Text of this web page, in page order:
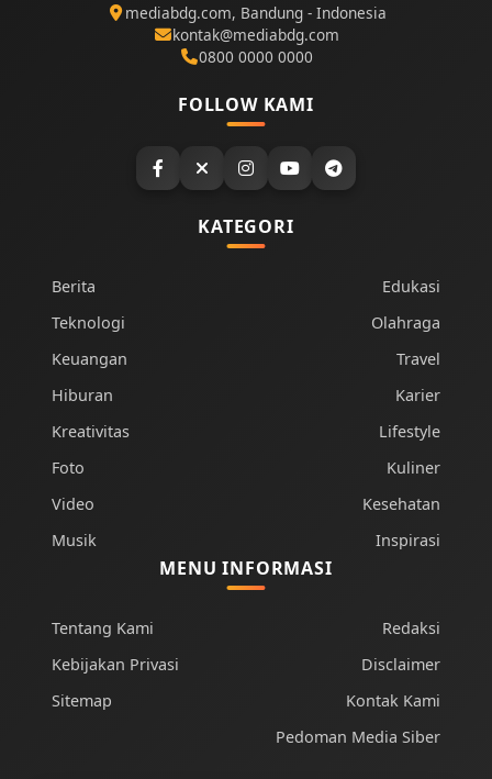
mediabdg.com, Bandung - Indonesia
kontak@mediabdg.com
0800 0000 0000
FOLLOW KAMI
KATEGORI
Berita
Teknologi
Keuangan
Hiburan
Kreativitas
Foto
Video
Musik
Edukasi
Olahraga
Travel
Karier
Lifestyle
Kuliner
Kesehatan
Inspirasi
MENU INFORMASI
Tentang Kami
Kebijakan Privasi
Sitemap
Redaksi
Disclaimer
Kontak Kami
Pedoman Media Siber